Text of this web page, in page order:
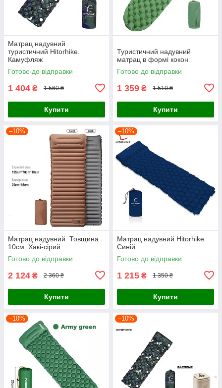
Матрац надувний
туристичний Hitorhike.
Камуфляж
Готово до відправки
1 404 ₴ 1 560 ₴
Купити
Туристичний надувний
матрац в формі кокон
Готово до відправки
1 359 ₴ 1 510 ₴
Купити
–10%
Матрац надувний. Товщина
10см. Хакі-сірий
Готово до відправки
2 124 ₴ 2 360 ₴
Купити
–10%
Матрац надувний Hitorhike.
Синій
Готово до відправки
1 215 ₴ 1 350 ₴
Купити
–10% –10%